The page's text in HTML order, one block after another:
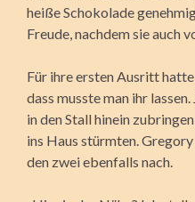
heiße Schokolade
Freude, nachdem sie auch
Für ihre ersten Ausritt
dass musste man ihr
in den Stall hinein
ins Haus stürmten.
den zwei ebenfalls nach.